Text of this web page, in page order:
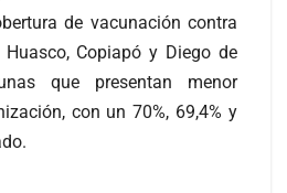
de vacunación contra
Copiapó y Diego de
que presentan menor
con un 70%, 69,4% y